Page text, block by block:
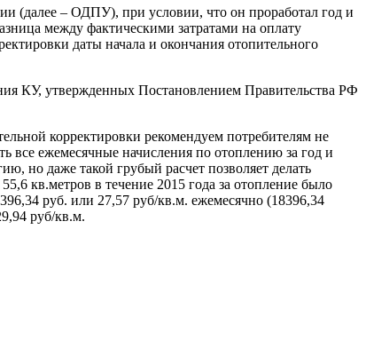
(далее – ОДПУ), при условии, что он проработал год и
между фактическими затратами на оплату
даты начала и окончания отопительного
КУ, утвержденных Постановлением Правительства РФ
корректировки рекомендуем потребителям не
все ежемесячные начисления по отоплению за год и
но даже такой грубый расчет позволяет делать
кв.метров в течение 2015 года за отопление было
руб. или 27,57 руб/кв.м. ежемесячно (18396,34
руб/кв.м.